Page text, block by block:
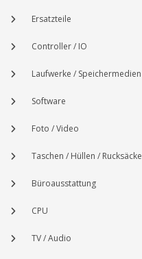
Ersatzteile
Controller / IO
Laufwerke / Speichermedien
Software
Foto / Video
Taschen / Hüllen / Rucksäcke
Büroausstattung
CPU
TV / Audio